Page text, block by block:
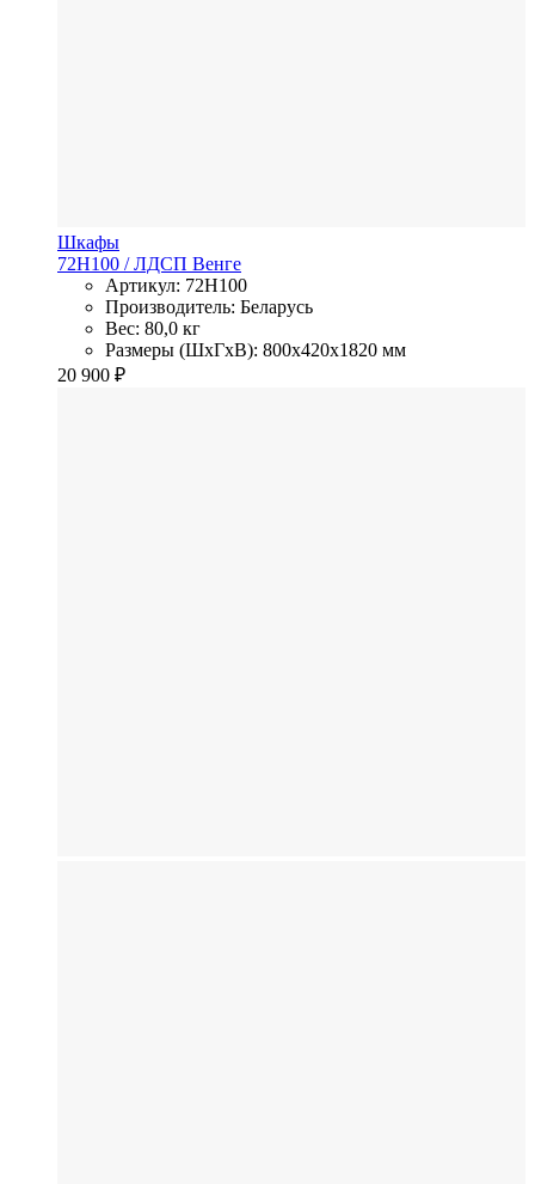
Шкафы
72H100 / ЛДСП Венге
Артикул: 72H100
Производитель: Беларусь
Вес: 80,0 кг
Размеры (ШхГхВ): 800x420x1820 мм
20 900 ₽